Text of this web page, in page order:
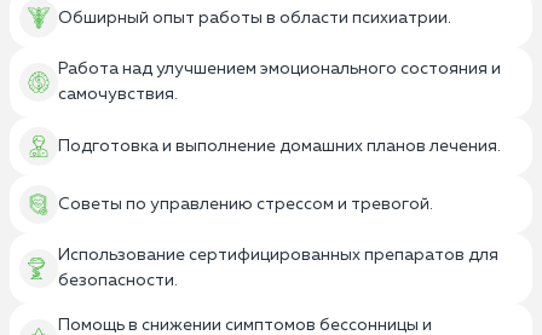
Обширный опыт работы в области психиатрии.
Работа над улучшением эмоционального состояния и
самочувствия.
Подготовка и выполнение домашних планов лечения.
Советы по управлению стрессом и тревогой.
Использование сертифицированных препаратов для
безопасности.
Помощь в снижении симптомов бессонницы и